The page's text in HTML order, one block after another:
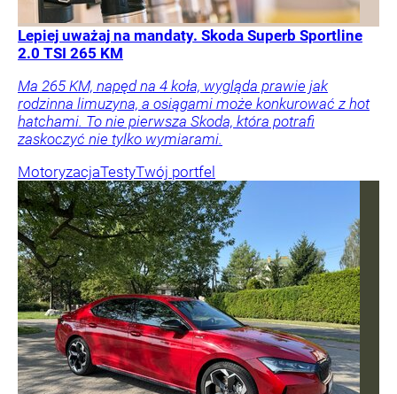
Lepiej uważaj na mandaty. Skoda Superb Sportline
2.0 TSI 265 KM
Ma 265 KM, napęd na 4 koła, wygląda prawie jak
rodzinna limuzyna, a osiągami może konkurować z hot
hatchami. To nie pierwsza Skoda, która potrafi
zaskoczyć nie tylko wymiarami.
MotoryzacjaTestyTwój portfel